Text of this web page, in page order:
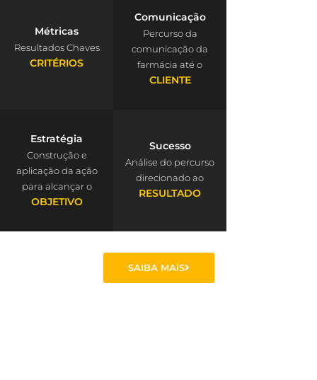
Métricas
Resultados Chaves
CRITÉRIOS
Comunicação
Percurso da
comunicação da
farmácia até o
CLIENTE
Estratégia
Construção e
aplicação da ação
para alcançar o
OBJETIVO
Sucesso
Análise do percurso
direcionado ao
RESULTADO
SAIBA MAIS